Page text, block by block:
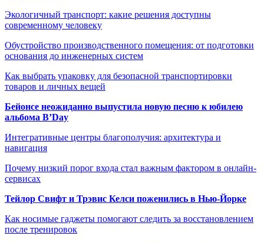
Экологичный транспорт: какие решения доступны
современному человеку
Обустройство производственного помещения: от подготовки
основания до инженерных систем
Как выбрать упаковку для безопасной транспортировки
товаров и личных вещей
Бейонсе неожиданно выпустила новую песню к юбилею
альбома B’Day
Интегративные центры благополучия: архитектура и
навигация
Почему низкий порог входа стал важным фактором в онлайн-
сервисах
Тейлор Свифт и Трэвис Келси поженились в Нью-Йорке
Как носимые гаджеты помогают следить за восстановлением
после тренировок